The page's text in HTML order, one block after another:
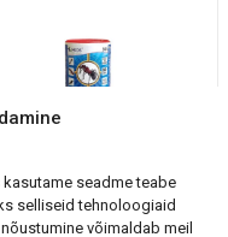
seadme teabe
selliseid tehnoloogiaid
võimaldab meil
Blue 300 g